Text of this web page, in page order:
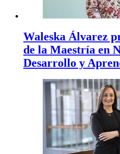
Waleska Álvarez
de la Maestría en
Desarrollo y